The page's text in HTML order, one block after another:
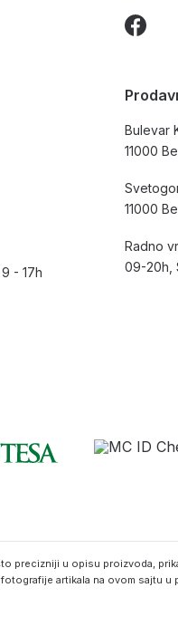
- 17h
Bulevar
11000
11000
Radno
09-20h,
precizniji u opisu proizvoda,
artikala na ovom sajtu u